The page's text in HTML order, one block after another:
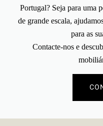
Portugal? Seja para uma
de grande escala,
para as
Contacte-nos e